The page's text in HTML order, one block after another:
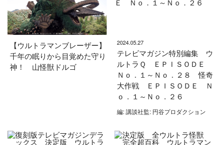
【ウルトラマンブレーザー】
千年の眠りから目覚めた守り
神！ 山怪獣ドルゴ
2024.05.27
テレビマガジン特別編集 ウ
ルトラＱ ＥＰＩＳＯＤＥ
Ｎｏ．１～Ｎｏ．２８ 怪奇
大作戦 ＥＰＩＳＯＤＥ Ｎ
ｏ．１～Ｎｏ．２６
編: 講談社監: 円谷プロダクション